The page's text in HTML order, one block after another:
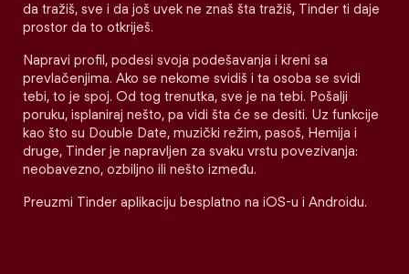
da tražiš, sve i da još uvek ne znaš šta tražiš, Tinder ti daje
prostor da to otkriješ.
Napravi profil, podesi svoja podešavanja i kreni sa
prevlačenjima. Ako se nekome svidiš i ta osoba se svidi
tebi, to je spoj. Od tog trenutka, sve je na tebi. Pošalji
poruku, isplaniraj nešto, pa vidi šta će se desiti. Uz funkcije
kao što su Double Date, muzički režim, pasoš, Hemija i
druge, Tinder je napravljen za svaku vrstu povezivanja:
neobavezno, ozbiljno ili nešto između.
Preuzmi Tinder aplikaciju besplatno na iOS-u i Androidu.